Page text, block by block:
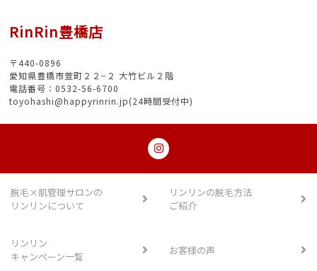
RinRin豊橋店
〒440-0896
愛知県豊橋市萱町２２−２ 大竹ビル２階
電話番号：0532-56-6700
toyohashi@happyrinrin.jp(24時間受付中)
脱毛×肌管理サロンの
リンリンについて
リンリンの脱毛方法
ご紹介
リンリン
キャンペーン一覧
お客様の声